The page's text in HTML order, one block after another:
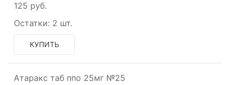
125 руб.
Остатки: 2 шт.
КУПИТЬ
Атаракс таб ппо 25мг №25